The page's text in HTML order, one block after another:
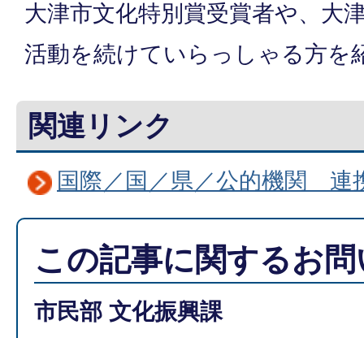
大津市文化特別賞受賞者や、大
活動を続けていらっしゃる方を
関連リンク
国際／国／県／公的機関 連
この記事に関するお
市民部 文化振興課